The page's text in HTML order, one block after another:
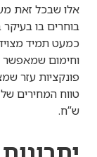
אלו שבכל זאת
בוחרים בו בעיקר
כמעט תמיד מצויד
וחימום שמאפשר
פונקציות עזר
ש”ח.